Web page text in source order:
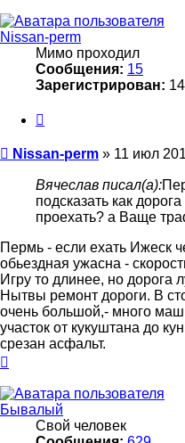
началу
Nissan-perm
Мимо проходил
Сообщения: 15
Зарегистрирован:
Сообщение
Nissan-perm » 11 июл
Вячеслав писал(а):
подсказать как
проехать? а Ваще
Пермь - если ехать Ижеск
обьездная ужасна -
Игру то длинее, но дорога
Нытвы ремонт дороги. В
очень большой,- много
участок от кукуштана до
срезан асфальт.
началу
Бывалый
Свой человек